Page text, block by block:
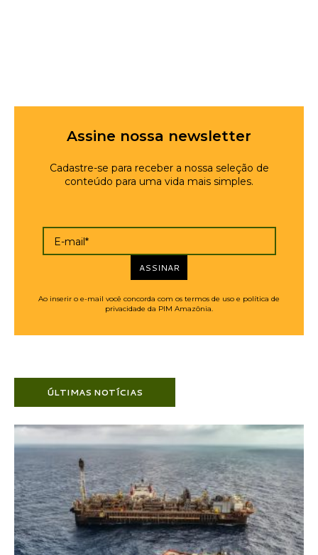
Assine nossa newsletter
Cadastre-se para receber a nossa seleção de
conteúdo para uma vida mais simples.
E-mail*
ASSINAR
Ao inserir o e-mail você concorda com os termos de uso e política de
privacidade da PIM Amazônia.
ÚLTIMAS NOTÍCIAS